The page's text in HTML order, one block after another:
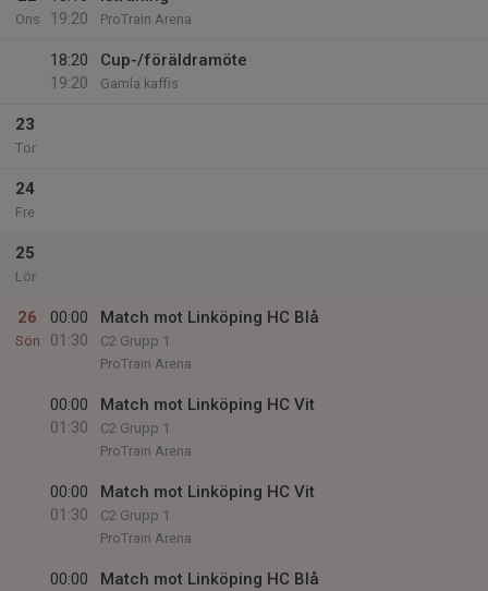
Ons
19:20
ProTrain Arena
18:20
19:20
Cup-/föräldramöte
Gamla kaffis
23
Tor
24
Fre
25
Lör
26
Sön
00:00
01:30
Match mot Linköping HC Blå
C2 Grupp 1
ProTrain Arena
00:00
01:30
Match mot Linköping HC Vit
C2 Grupp 1
ProTrain Arena
00:00
01:30
Match mot Linköping HC Vit
C2 Grupp 1
ProTrain Arena
00:00
Match mot Linköping HC Blå